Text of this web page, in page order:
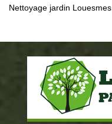
Nettoyage jardin Louesmes